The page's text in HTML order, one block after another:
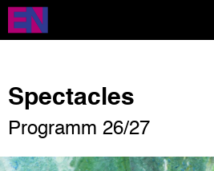
Direkt
zum
Inhalt
Spectacles
Programm 26/27